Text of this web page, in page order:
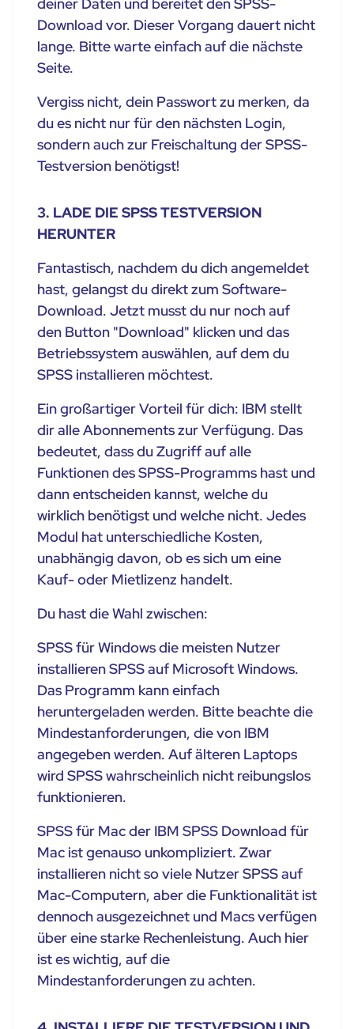
deiner Daten und bereitet den SPSS-
Download vor. Dieser Vorgang dauert nicht
lange. Bitte warte einfach auf die nächste
Seite.
Vergiss nicht, dein Passwort zu merken, da
du es nicht nur für den nächsten Login,
sondern auch zur Freischaltung der SPSS-
Testversion benötigst!
3. LADE DIE SPSS TESTVERSION
HERUNTER
Fantastisch, nachdem du dich angemeldet
hast, gelangst du direkt zum Software-
Download. Jetzt musst du nur noch auf
den Button "Download" klicken und das
Betriebssystem auswählen, auf dem du
SPSS installieren möchtest.
Ein großartiger Vorteil für dich: IBM stellt
dir alle Abonnements zur Verfügung. Das
bedeutet, dass du Zugriff auf alle
Funktionen des SPSS-Programms hast und
dann entscheiden kannst, welche du
wirklich benötigst und welche nicht. Jedes
Modul hat unterschiedliche Kosten,
unabhängig davon, ob es sich um eine
Kauf- oder Mietlizenz handelt.
Du hast die Wahl zwischen:
SPSS für Windows die meisten Nutzer
installieren SPSS auf Microsoft Windows.
Das Programm kann einfach
heruntergeladen werden. Bitte beachte die
Mindestanforderungen, die von IBM
angegeben werden. Auf älteren Laptops
wird SPSS wahrscheinlich nicht reibungslos
funktionieren.
SPSS für Mac der IBM SPSS Download für
Mac ist genauso unkompliziert. Zwar
installieren nicht so viele Nutzer SPSS auf
Mac-Computern, aber die Funktionalität ist
dennoch ausgezeichnet und Macs verfügen
über eine starke Rechenleistung. Auch hier
ist es wichtig, auf die
Mindestanforderungen zu achten.